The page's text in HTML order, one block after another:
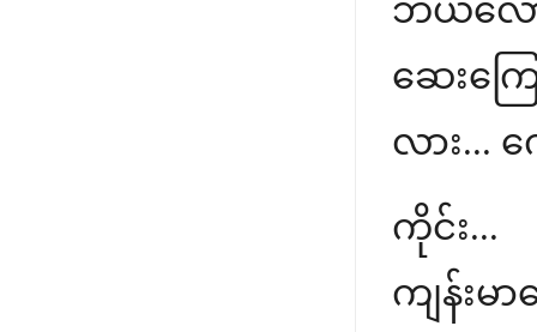
ဘယ်လေ
ဆေးကြ
လား...
ကိုင်း...
ကျန်းမ